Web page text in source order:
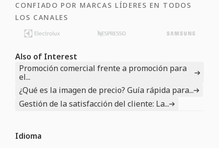
CONFIADO POR MARCAS LÍDERES EN TODOS
LOS CANALES
Also of Interest
Promoción comercial frente a promoción para
el...
¿Qué es la imagen de precio? Guía rápida para...
Gestión de la satisfacción del cliente: La...
Idioma